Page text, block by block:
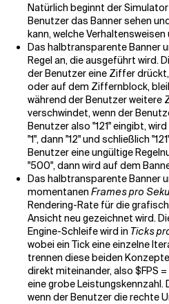
Natürlich beginnt der
Benutzer das Banner sehen
kann, welche
Das halbtransparente Banner
Regel an, die ausgeführt wird.
der Benutzer eine Ziffer
oder auf dem Ziffernblock,
während der Benutzer weitere
verschwindet, wenn der
Benutzer also "121" eingibt,
"1", dann "12" und schließlich
Benutzer eine ungültige
"500", dann wird auf dem
Das halbtransparente Banner
momentanen Frames pro
Rendering-Rate für die
Ansicht neu gezeichnet wird.
Engine-Schleife wird in Ticks
wobei ein Tick eine einzelne
trennen diese beiden
direkt miteinander, also $FPS
eine grobe Leistungskennzahl.
wenn der Benutzer die rechte